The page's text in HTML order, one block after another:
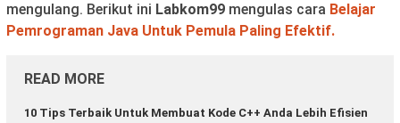
mengulang. Berikut ini Labkom99 mengulas cara Belajar
Pemrograman Java Untuk Pemula Paling Efektif.
READ MORE
10 Tips Terbaik Untuk Membuat Kode C++ Anda Lebih Efisien